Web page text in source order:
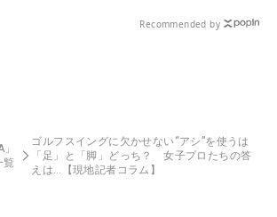
Recommended by
覧
ゴルフスイングに欠かせない“アシ”を使うは
「足」と「脚」どっち？ 女子プロたちの答
えは…【現地記者コラム】